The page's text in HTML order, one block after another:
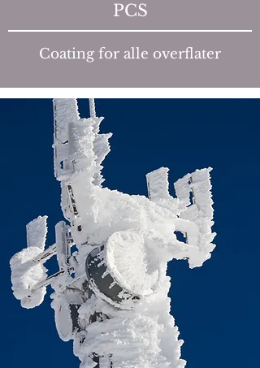
PCS
Coating for alle overflater